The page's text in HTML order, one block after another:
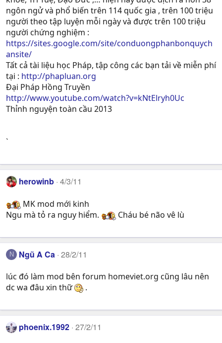
ngôn ngử và phổ biến trên 114 quốc gia , trên 100 triệu
người theo tập luyện mỗi ngày và được trên 100 triệu
người chứng nghiệm :
https://sites.google.com/site/conduongphanbonquych
ansite/
Tất cả tài liệu học Pháp, tập công các bạn tải về miễn phí
tại : http://phapluan.org
Đại Pháp Hồng Truyền
http://www.youtube.com/watch?v=kNtElryh0Uc
Thỉnh nguyện toàn cầu 2013
`
herowinb 4/3/11
MK mod mới kinh
Ngu mà tỏ ra nguy hiểm.
Cháu bé não vê lù
N Ngũ A Ca 28/2/11
lúc đó làm mod bên forum homeviet.org cũng lâu nên
dc wa đâu xin thữ
.
phoenix.1992 27/2/11